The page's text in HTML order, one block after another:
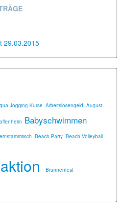
29.03.2015
Jogging-Kurse Arbeitslosengeld August
Babyschwimmen
Beach-Party Beach-Volleyball
Brunnenfest